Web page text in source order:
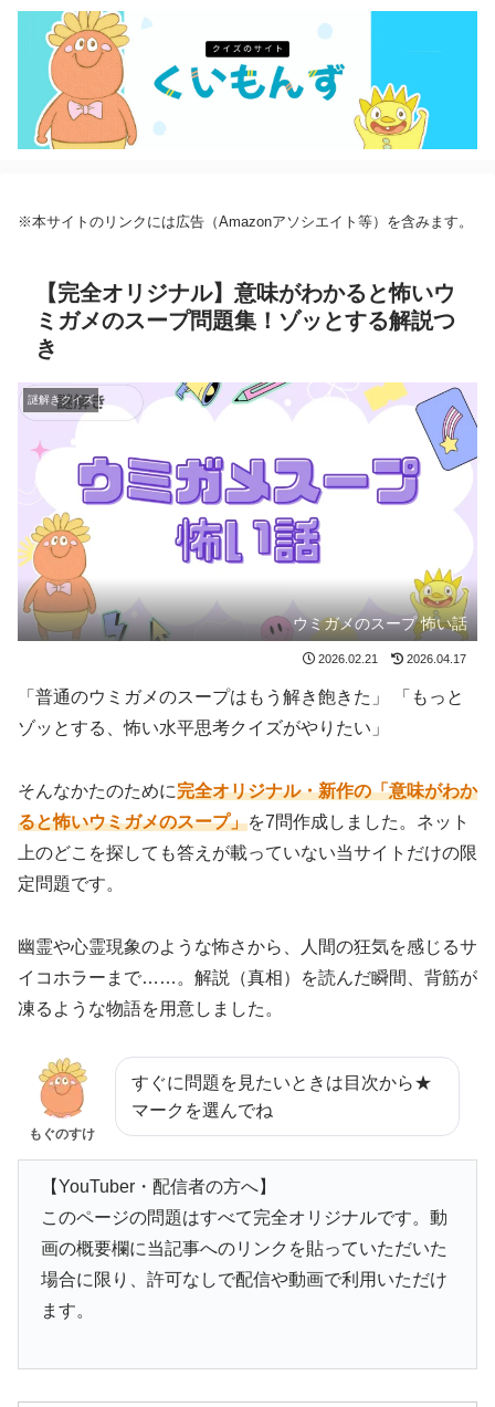
※本サイトのリンクには広告（Amazonアソシエイト等）を含みます。
【完全オリジナル】意味がわかると怖いウ
ミガメのスープ問題集！ゾッとする解説つ
き
謎解きクイズ
ウミガメのスープ 怖い話
2026.02.21 2026.04.17
「普通のウミガメのスープはもう解き飽きた」 「もっと
ゾッとする、怖い水平思考クイズがやりたい」
そんなかたのために完全オリジナル・新作の「意味がわか
ると怖いウミガメのスープ」を7問作成しました。ネット
上のどこを探しても答えが載っていない当サイトだけの限
定問題です。
幽霊や心霊現象のような怖さから、人間の狂気を感じるサ
イコホラーまで……。解説（真相）を読んだ瞬間、背筋が
凍るような物語を用意しました。
もぐのすけ
すぐに問題を見たいときは目次から★
マークを選んでね
【YouTuber・配信者の方へ】
このページの問題はすべて完全オリジナルです。動
画の概要欄に当記事へのリンクを貼っていただいた
場合に限り、許可なしで配信や動画で利用いただけ
ます。